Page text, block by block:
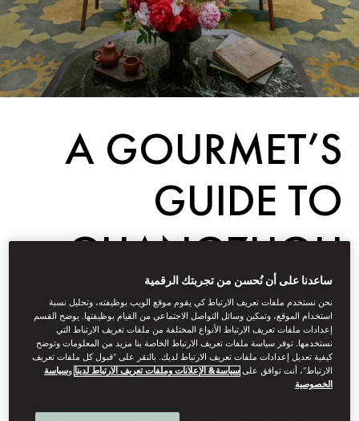
A GOURMET’S
GUIDE TO
GUANGZHOU
Dine
كتبه Angela Hui مارس 14, 2023
Eat like a local in Guangzhou with chef Huang Jing Hui, who
ساعدنا على أن نُحسن من تجربتك الرقمية
نحن نستخدم ملفات تعريف الارتباط كي يقوم موقع الويب بوظيفته، وتحليل نسبة
استخدام الموقع، وتمكين وسائل التواصل الاجتماعي من القيام بوظيفتها. يوضح القسم
إعدادات ملفات تعريف الارتباط الأنواع المختلفة من ملفات تعريف الارتباط التي
نستخدمها. توفر سياسة ملفات تعريف الارتباط الخاصة بنا مزيد من المعلومات وتوضح
كيفية تعديل إعدادات ملفات تعريف الارتباط لديك. بالنقر على “قبول كل ملفات تعريف
الارتباط”، أنت توافق علىسياسة& الإعلانات وملفات تعريف الارتباط لدينا وسياسة
الخصوصية